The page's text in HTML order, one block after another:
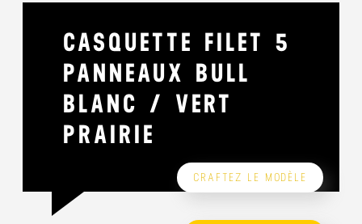
CASQUETTE FILET 5
PANNEAUX BULL
BLANC / VERT
PRAIRIE
CRAFTEZ LE MODÈLE